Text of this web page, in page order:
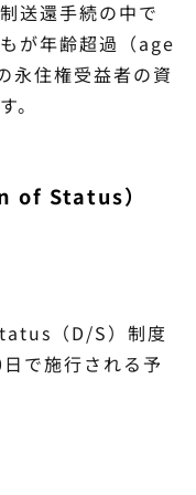
送還手続の中で
が年齢超過（age
永住権受益者の資
。
of Status）
（D/S）制度
で施行される予